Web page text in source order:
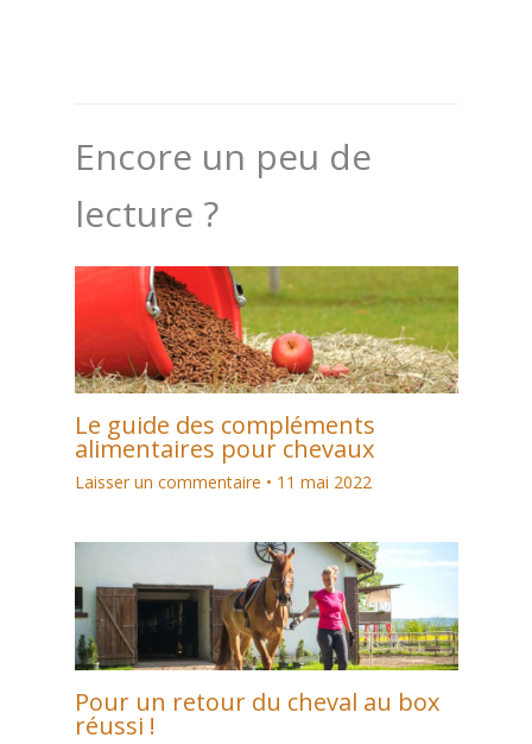
Encore un peu de
lecture ?
Le guide des compléments
alimentaires pour chevaux
Laisser un commentaire • 11 mai 2022
Pour un retour du cheval au box
réussi !